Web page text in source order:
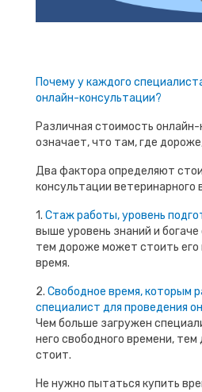
Почему у каждого
онлайн-консультации?
Различная стоимость
означает, что там, где
Два фактора определяют
консультации ветеринарного
1. Стаж работы, уровень
выше уровень знаний и
тем дороже может стоить его
время.
2. Свободное время, которым
специалист для проведения
Чем больше загружен
него свободного времени,
стоит.
Не нужно пытаться купить